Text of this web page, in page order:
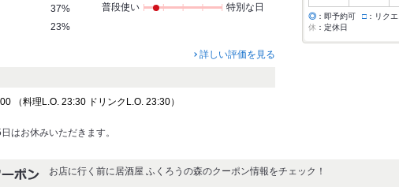
37%
23%
普段使い
特別な日
詳しい評価を見る
（料理L.O. 23:30 ドリンクL.O. 23:30）
はお休みいただきます。
◎ ：即予約可 □ ：リク
休 ：定休日
お店に行く前に居酒屋 ふくろうの森のクーポン情報をチェック！